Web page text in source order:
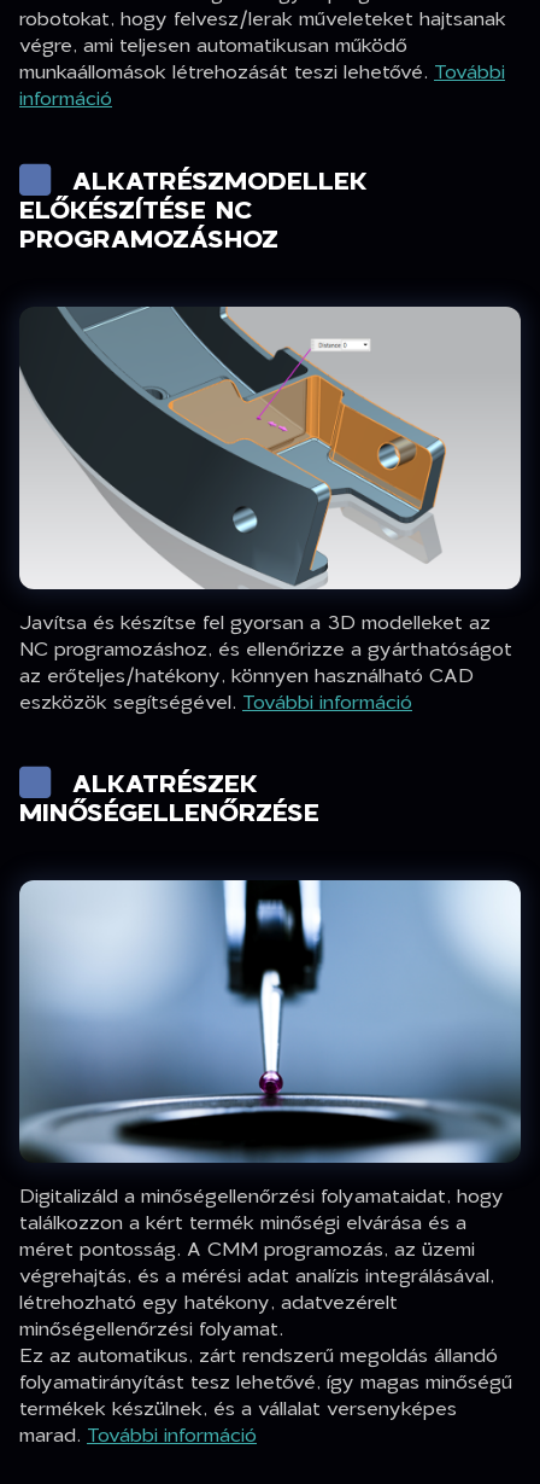
robotokat, hogy felvesz/lerak műveleteket hajtsanak
végre, ami teljesen automatikusan működő
munkaállomások létrehozását teszi lehetővé. További
információ
ALKATRÉSZMODELLEK
ELŐKÉSZÍTÉSE NC
PROGRAMOZÁSHOZ
Javítsa és készítse fel gyorsan a 3D modelleket az
NC programozáshoz, és ellenőrizze a gyárthatóságot
az erőteljes/hatékony, könnyen használható CAD
eszközök segítségével. További információ
ALKATRÉSZEK
MINŐSÉGELLENŐRZÉSE
Digitalizáld a minőségellenőrzési folyamataidat, hogy
találkozzon a kért termék minőségi elvárása és a
méret pontosság. A CMM programozás, az üzemi
végrehajtás, és a mérési adat analízis integrálásával,
létrehozható egy hatékony, adatvezérelt
minőségellenőrzési folyamat.
Ez az automatikus, zárt rendszerű megoldás állandó
folyamatirányítást tesz lehetővé, így magas minőségű
termékek készülnek, és a vállalat versenyképes
marad. További információ